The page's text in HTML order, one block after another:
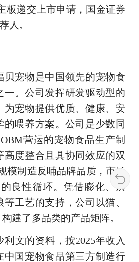
板递交上市申请，国金证券
人。
贝宠物是中国领先的宠物食
一。公司发挥研发驱动型的
为宠物提供优质、健康、安
的喂养方案。公司是少数同
营运的宠物食品生产制
高度整合且具协同效应的双
模制造反哺品牌品质，市场
良性循环。凭借膨化、烘
工艺的支持，公司以猫、
建了多品类的产品矩阵。
文的资料，按2025年收入
中国宠物食品第三方制造行